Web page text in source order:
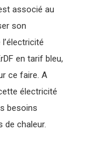
associé au
son
en tarif bleu,
ce faire. A
électricité
besoins
de chaleur.